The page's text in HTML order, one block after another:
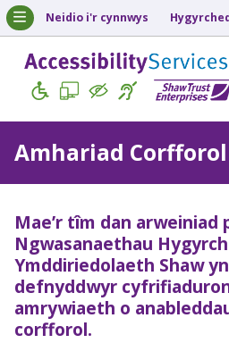
Neidio i'r cynnwys
Amhariad Corfforol
Mae’r tîm dan arweiniad
Ngwasanaethau
Ymddiriedolaeth Shaw
defnyddwyr
amrywiaeth o
corfforol.